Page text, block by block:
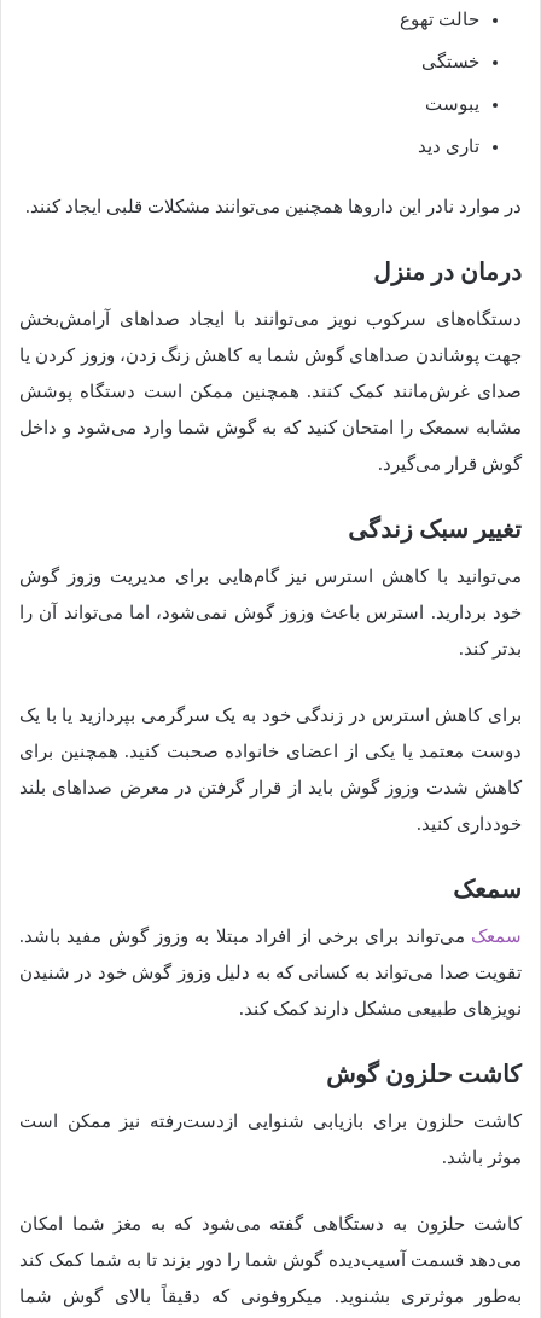
حالت تهوع
خستگی
یبوست
تاری دید
در موارد نادر این داروها همچنین می‌توانند مشکلات قلبی ایجاد کنند.
درمان در منزل
دستگاه‌های سرکوب نویز می‌توانند با ایجاد صداهای آرامش‌بخش
جهت پوشاندن صداهای گوش شما به کاهش زنگ زدن، وزوز کردن یا
صدای غرش‌مانند کمک کنند. همچنین ممکن است دستگاه پوشش
مشابه سمعک را امتحان کنید که به گوش شما وارد می‌شود و داخل
گوش قرار می‌گیرد.
تغییر سبک زندگی
می‌توانید با کاهش استرس نیز گام‌هایی برای مدیریت وزوز گوش
خود بردارید. استرس باعث وزوز گوش نمی‌شود، اما می‌تواند آن را
بدتر کند.
برای کاهش استرس در زندگی خود به یک سرگرمی بپردازید یا با یک
دوست معتمد یا یکی از اعضای خانواده صحبت کنید. همچنین برای
کاهش شدت وزوز گوش باید از قرار گرفتن در معرض صداهای بلند
خودداری کنید.
سمعک
سمعک می‌تواند برای برخی از افراد مبتلا به وزوز گوش مفید باشد.
تقویت صدا می‌تواند به کسانی که به دلیل وزوز گوش خود در شنیدن
نویزهای طبیعی مشکل دارند کمک کند.
کاشت حلزون گوش
کاشت حلزون برای بازیابی شنوایی ازدست‌رفته نیز ممکن است
موثر باشد.
کاشت حلزون به دستگاهی گفته می‌شود که به مغز شما امکان
می‌دهد قسمت آسیب‌دیده گوش شما را دور بزند تا به شما کمک کند
به‌طور موثرتری بشنوید. میکروفونی که دقیقاً بالای گوش شما